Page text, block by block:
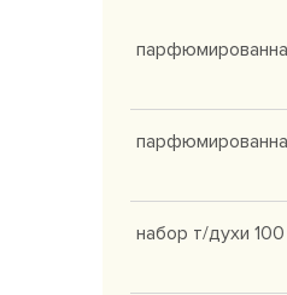
набор т/духи